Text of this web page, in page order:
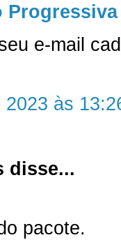
Progressiva
e-mail
2023 às
disse...
pacote.